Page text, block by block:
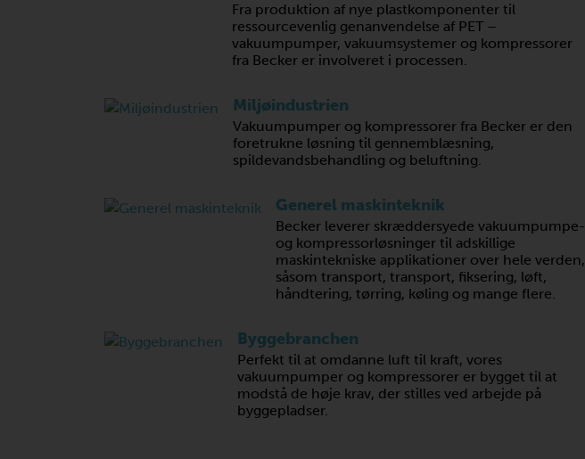
Fra produktion af nye plastkomponenter til
ressourcevenlig genanvendelse af PET –
vakuumpumper, vakuumsystemer og kompressorer
fra Becker er involveret i processen.
Miljøindustrien
Vakuumpumper og kompressorer fra Becker er den
foretrukne løsning til gennemblæsning,
spildevandsbehandling og beluftning.
Generel maskinteknik
Becker leverer skræddersyede vakuumpumpe-
og kompressorløsninger til adskillige
maskintekniske applikationer over hele verden,
såsom transport, transport, fiksering, løft,
håndtering, tørring, køling og mange flere.
Byggebranchen
Perfekt til at omdanne luft til kraft, vores
vakuumpumper og kompressorer er bygget til at
modstå de høje krav, der stilles ved arbejde på
byggepladser.